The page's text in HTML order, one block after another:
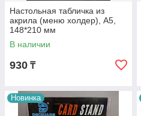
Настольная табличка из
акрила (меню холдер), А5,
148*210 мм
В наличии
930 ₸
Новинка